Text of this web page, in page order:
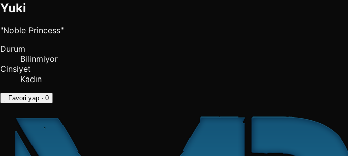
Yuki
"Noble Princess"
Durum
Bilinmiyor
Cinsiyet
Kadın
Favori yap · 0